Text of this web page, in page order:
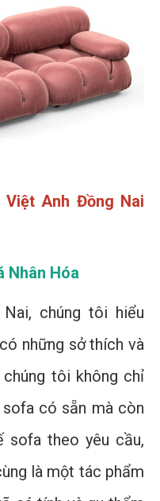
Anh Đồng Nai
Nhân Hóa
chúng tôi hiểu
những sở thích và
tôi không chỉ
có sẵn mà còn
sofa theo yêu cầu,
là một tác phẩm